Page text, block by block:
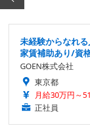
未経験からなれ
家賃補助あり/資
GOEN株式会社
東京都
月給30万円～
正社員